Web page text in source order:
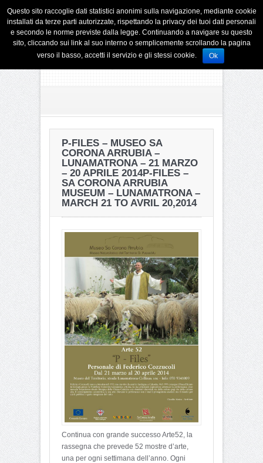
P-FILES – MUSEO SA
CORONA ARRUBIA –
LUNAMATRONA – 21 MARZO
– 20 APRILE 2014P-FILES –
SA CORONA ARRUBIA
MUSEUM – LUNAMATRONA –
MARCH 21 TO AVRIL 20,2014
Continua con grande successo Arte52, la
rassegna che prevede 52 mostre d’arte,
una per ogni settimana dell’anno. Ogni
Questo sito raccoglie dati statistici anonimi sulla navigazione, mediante cookie
installati da terze parti autorizzate, rispettando la privacy dei tuoi dati personali
e secondo le norme previste dalla legge. Continuando a navigare su questo
sito, cliccando sui link al suo interno o semplicemente scrollando la pagina
verso il basso, accetti il servizio e gli stessi cookie.
Ok